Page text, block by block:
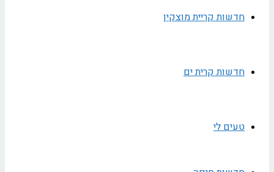
חדשות קריית מוצקין
חדשות קרית ים
טעים לי